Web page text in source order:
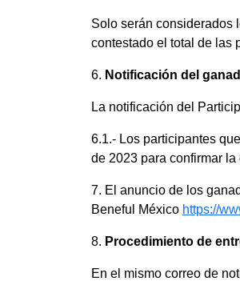
Solo serán considerados
contestado el total de las
6. Notificación del
La notificación del
6.1.- Los participantes
de 2023 para confirmar
7. El anuncio de los
Beneful México https://
8. Procedimiento de
En el mismo correo de